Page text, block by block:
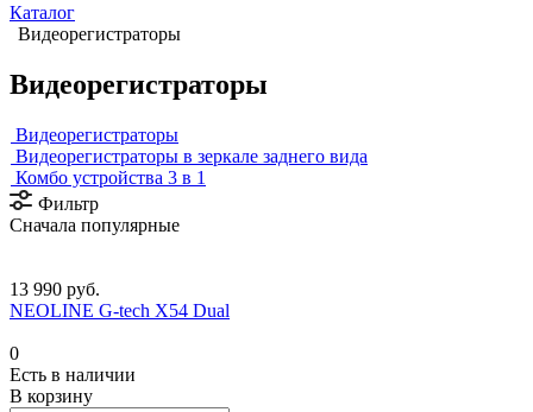
Каталог
Видеорегистраторы
Видеорегистраторы
Видеорегистраторы
Видеорегистраторы в зеркале заднего вида
Комбо устройства 3 в 1
Фильтр
Сначала популярные
13 990 руб.
NEOLINE G-tech X54 Dual
0
Есть в наличии
В корзину